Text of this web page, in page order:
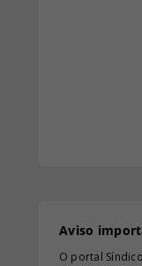
Aviso
O portal